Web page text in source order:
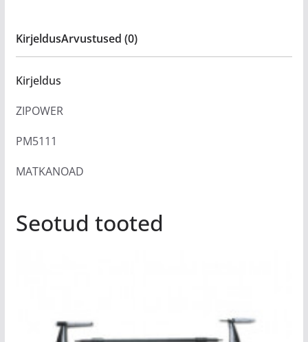
KirjeldusArvustused (0)
Kirjeldus
ZIPOWER
PM5111
MATKANOAD
Seotud tooted